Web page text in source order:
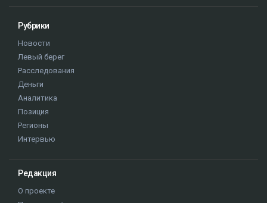
Рубрики
Новости
Левый берег
Расследования
Деньги
Аналитика
Позиция
Регионы
Интервью
Редакция
О проекте